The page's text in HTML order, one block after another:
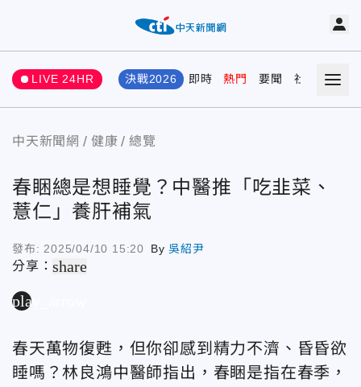
LIVE 24HR 決戰2026 即時 熱門 要聞 社會 娛樂
中天新聞網 健康 總覽
春睏總是想睡覺？中醫推「吃韭菜、
薏仁」養肝補氣
發布: 2025/04/10 15:20 By吳紹尹
分享：share
play_arrow
春天萬物復甦，但你卻感到精力不濟、昏昏欲
睡嗎？林良鴻中醫師指出，春睏是指在春季，